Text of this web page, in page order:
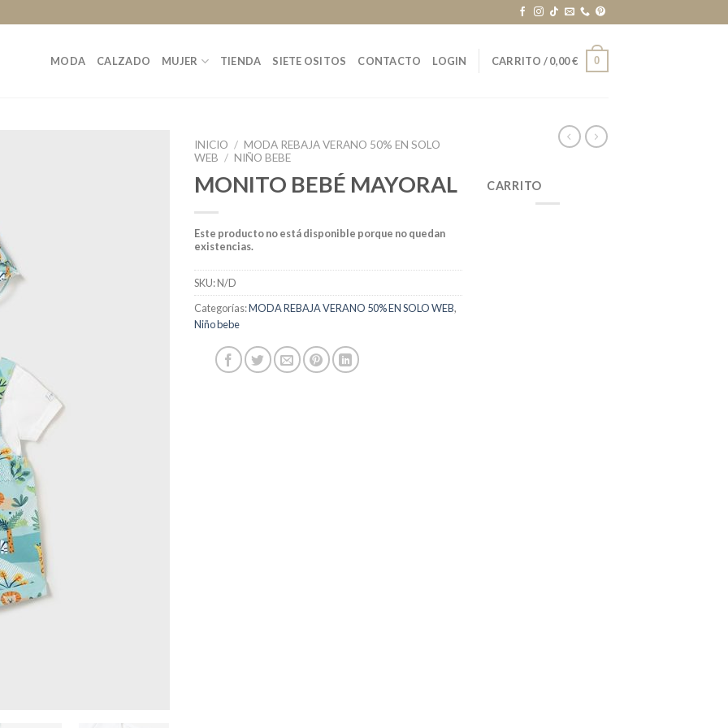
MODA CALZADO MUJER TIENDA SIETE OSITOS CONTACTO LOGIN CARRITO /0,00€ 0
INICIO / MODA REBAJA VERANO 50% EN SOLO
WEB / NIÑO BEBE
MONITO BEBÉ MAYORAL
Este producto no está disponible porque no quedan
existencias.
SKU:N/D
Categorías:MODA REBAJA VERANO 50% EN SOLO WEB,
Niño bebe
CARRITO